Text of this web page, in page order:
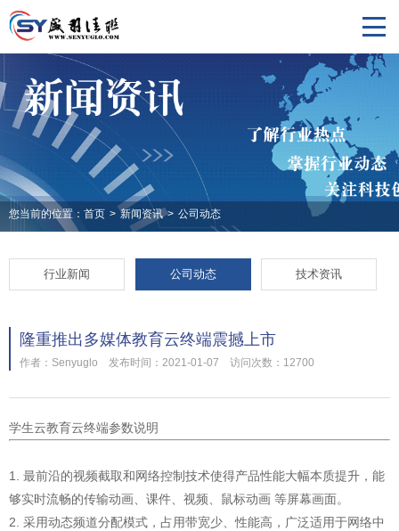
您当前的位置： 首页 > 新闻资讯 > 公司动态
行业新闻 公司动态 技术资讯
隆重推出多媒体教育云终端震撼上市
作者：Senyuglo 发布时间：2021-01-07 访问次数：12700
学生云教育云终端参数说明
1. 最前沿的视频截取和网络控制技术使得产品性能大幅本质提升，能
够实时流畅的传输动画、课件、视频、鼠标动画 等屏幕画面。
2. 采用动态频道分配模式，占用带宽少、性能高，广泛适用于网络中